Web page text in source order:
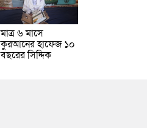
মাত্র ৬ মাসে
কুরআনের হাফেজ ১০
বছরের সিদ্দিক